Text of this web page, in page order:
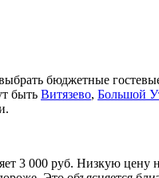
бюджетные
быть Витязево, Большой
3 000 руб. Низкую